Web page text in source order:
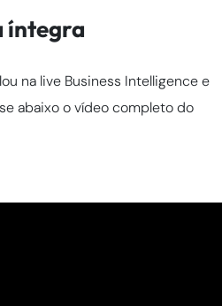
íntegra
na live Business Intelligence e
abaixo o vídeo completo do